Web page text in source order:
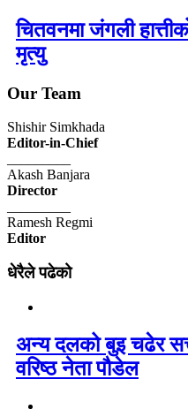
चितवनमा जंगली
मृत्यु
Our Team
Shishir Simkhada
Editor-in-Chief
Akash Banjara
Director
Ramesh Regmi
Editor
धेरैले पढेको
अन्य दलको बुइ चढेर
वरिष्ठ नेता पौडेल